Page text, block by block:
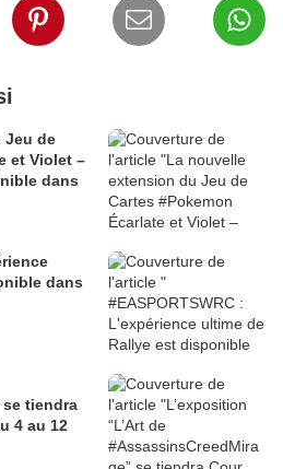
Jeu de
et Violet –
dans
dans
se tiendra
4 au 12